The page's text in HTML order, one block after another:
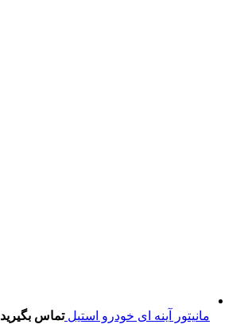
مانیتور آینه ای خودرو استیلتماس بگیرید